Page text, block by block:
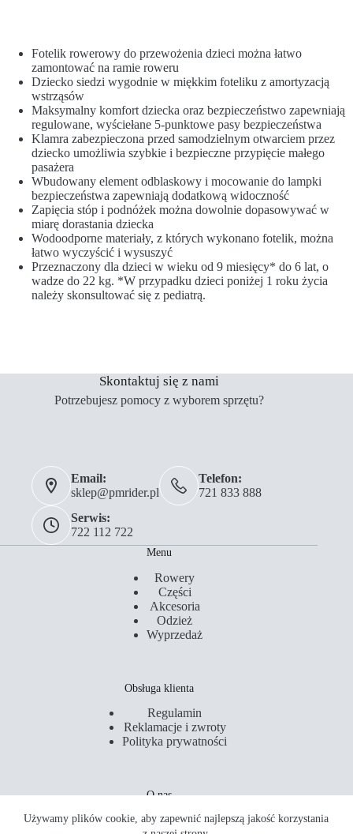
Używamy plików cookie, aby zapewnić najlepszą jakość korzystania
Fotelik rowerowy do przewożenia dzieci można łatwo
zamontować na ramie roweru
Dziecko siedzi wygodnie w miękkim foteliku z amortyzacją
wstrząsów
Maksymalny komfort dziecka oraz bezpieczeństwo zapewniają
regulowane, wyściełane 5-punktowe pasy bezpieczeństwa
Klamra zabezpieczona przed samodzielnym otwarciem przez
dziecko umożliwia szybkie i bezpieczne przypięcie małego
pasażera
Wbudowany element odblaskowy i mocowanie do lampki
bezpieczeństwa zapewniają dodatkową widoczność
Zapięcia stóp i podnóżek można dowolnie dopasowywać w
miarę dorastania dziecka
Wodoodporne materiały, z których wykonano fotelik, można
łatwo wyczyścić i wysuszyć
Przeznaczony dla dzieci w wieku od 9 miesięcy* do 6 lat, o
wadze do 22 kg. *W przypadku dzieci poniżej 1 roku życia
należy skonsultować się z pediatrą.
Skontaktuj się z nami
Potrzebujesz pomocy z wyborem sprzętu?
Email:
sklep@pmrider.pl
Telefon:
721 833 888
Serwis:
722 112 722
Menu
Rowery
Części
Akcesoria
Odzież
Wyprzedaż
Obsługa klienta
Regulamin
Reklamacje i zwroty
Polityka prywatności
O nas
Kontakt